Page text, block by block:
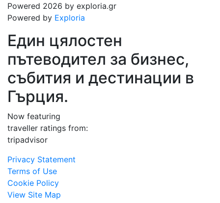
Powered 2026 by exploria.gr
Powered by Exploria
Един цялостен
пътеводител за бизнес,
събития и дестинации в
Гърция.
Now featuring
traveller ratings from:
tripadvisor
Privacy Statement
Terms of Use
Cookie Policy
View Site Map